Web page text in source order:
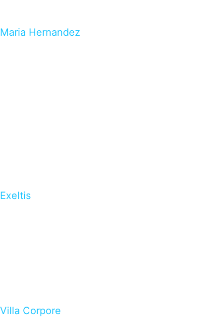
Maria Hernandez
Exeltis
Villa Corpore